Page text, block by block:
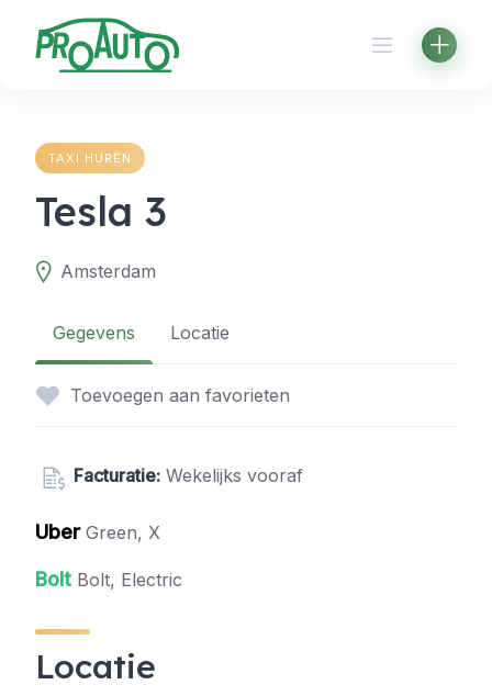
content
TAXI HUREN
Tesla 3
Amsterdam
Gegevens Locatie
Toevoegen aan favorieten
Facturatie: Wekelijks vooraf
UberGreen, X
Bolt Bolt, Electric
Locatie